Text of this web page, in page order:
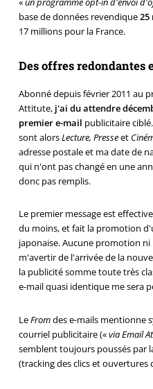
base de données revendique25
17 millions pour la France.
Des offres redondantes
Abonné depuis février 2011 au
Attitute, j'ai du attendre
premier e-mail publicitaire
sont alorsLecture, Presseet
adresse postale et ma date de
qui n'ont pas changé en une
donc pas remplis.
Le premier message est
du moins, et fait la promotion
japonaise. Aucune promotion
m'avertir de l'arrivée de la
la publicité somme toute très
e-mail quasi identique me sera
LeFromdes e-mails mentionne
courriel publicitaire («via Email
semblent toujours poussés par
(tracking des clics et ouvertures